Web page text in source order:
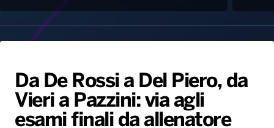
Palinsesto
Hit Dance
Giochi&Concorsi
PALATOUR
Notizie
Locali
Musica e Spettacolo
Playlist
Generale
Notiziario
Gallery
Radio Norba News TV
Da De Rossi a Del Piero, da
Vieri a Pazzini: via agli
esami finali da allenatore